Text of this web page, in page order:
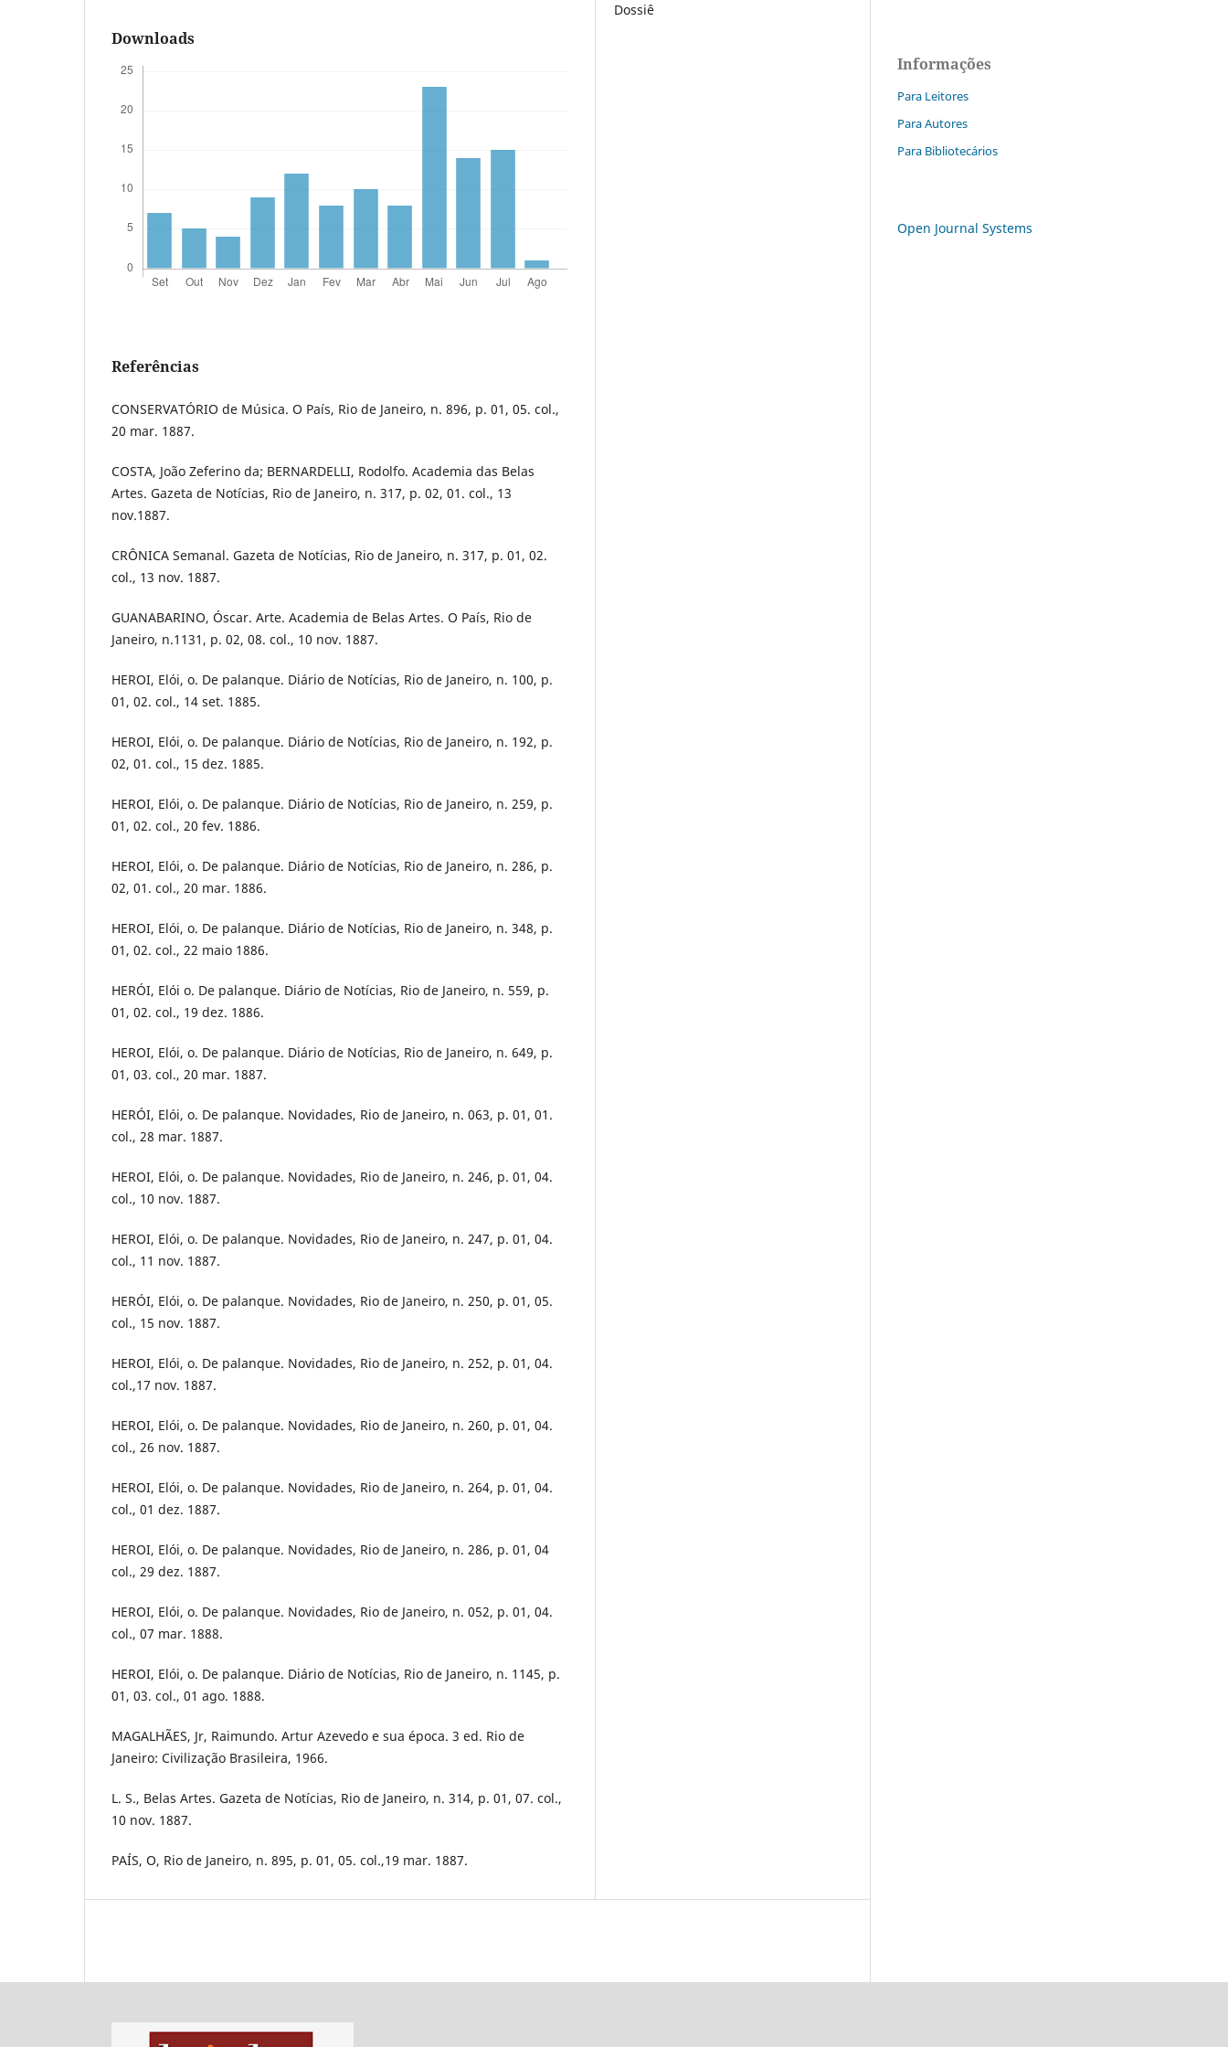
Downloads
Referências
CONSERVATÓRIO de Música. O País, Rio de Janeiro, n. 896, p. 01, 05. col.,
20 mar. 1887.
COSTA, João Zeferino da; BERNARDELLI, Rodolfo. Academia das Belas
Artes. Gazeta de Notícias, Rio de Janeiro, n. 317, p. 02, 01. col., 13
nov.1887.
CRÔNICA Semanal. Gazeta de Notícias, Rio de Janeiro, n. 317, p. 01, 02.
col., 13 nov. 1887.
GUANABARINO, Óscar. Arte. Academia de Belas Artes. O País, Rio de
Janeiro, n.1131, p. 02, 08. col., 10 nov. 1887.
HEROI, Elói, o. De palanque. Diário de Notícias, Rio de Janeiro, n. 100, p.
01, 02. col., 14 set. 1885.
HEROI, Elói, o. De palanque. Diário de Notícias, Rio de Janeiro, n. 192, p.
02, 01. col., 15 dez. 1885.
HEROI, Elói, o. De palanque. Diário de Notícias, Rio de Janeiro, n. 259, p.
01, 02. col., 20 fev. 1886.
HEROI, Elói, o. De palanque. Diário de Notícias, Rio de Janeiro, n. 286, p.
02, 01. col., 20 mar. 1886.
HEROI, Elói, o. De palanque. Diário de Notícias, Rio de Janeiro, n. 348, p.
01, 02. col., 22 maio 1886.
HERÓI, Elói o. De palanque. Diário de Notícias, Rio de Janeiro, n. 559, p.
01, 02. col., 19 dez. 1886.
HEROI, Elói, o. De palanque. Diário de Notícias, Rio de Janeiro, n. 649, p.
01, 03. col., 20 mar. 1887.
HERÓI, Elói, o. De palanque. Novidades, Rio de Janeiro, n. 063, p. 01, 01.
col., 28 mar. 1887.
HEROI, Elói, o. De palanque. Novidades, Rio de Janeiro, n. 246, p. 01, 04.
col., 10 nov. 1887.
HEROI, Elói, o. De palanque. Novidades, Rio de Janeiro, n. 247, p. 01, 04.
col., 11 nov. 1887.
HERÓI, Elói, o. De palanque. Novidades, Rio de Janeiro, n. 250, p. 01, 05.
col., 15 nov. 1887.
HEROI, Elói, o. De palanque. Novidades, Rio de Janeiro, n. 252, p. 01, 04.
col.,17 nov. 1887.
HEROI, Elói, o. De palanque. Novidades, Rio de Janeiro, n. 260, p. 01, 04.
col., 26 nov. 1887.
HEROI, Elói, o. De palanque. Novidades, Rio de Janeiro, n. 264, p. 01, 04.
col., 01 dez. 1887.
HEROI, Elói, o. De palanque. Novidades, Rio de Janeiro, n. 286, p. 01, 04
col., 29 dez. 1887.
HEROI, Elói, o. De palanque. Novidades, Rio de Janeiro, n. 052, p. 01, 04.
col., 07 mar. 1888.
HEROI, Elói, o. De palanque. Diário de Notícias, Rio de Janeiro, n. 1145, p.
01, 03. col., 01 ago. 1888.
MAGALHÃES, Jr, Raimundo. Artur Azevedo e sua época. 3 ed. Rio de
Janeiro: Civilização Brasileira, 1966.
L. S., Belas Artes. Gazeta de Notícias, Rio de Janeiro, n. 314, p. 01, 07. col.,
10 nov. 1887.
PAÍS, O, Rio de Janeiro, n. 895, p. 01, 05. col.,19 mar. 1887.
Dossiê
Informações
Para Leitores
Para Autores
Para Bibliotecários
Open Journal Systems